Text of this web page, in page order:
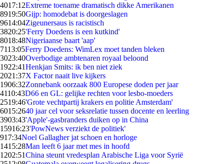
4017:12Extreme toename dramatisch dikke Amerikanen
8919:50Gijp: homodebat is doorgeslagen
9614:04Zigeunersaus is racistisch
3820:25'Ferry Doedens is een kutkind'
8018:48Nigeriaanse baart 'aap'
7113:05Ferry Doedens: WimLex moet tanden bleken
3023:40Overbodige ambtenaren royaal beloond
1922:41Henkjan Smits: ik ben niet ziek
2021:37X Factor naait live kijkers
1906:32Zonnebank oorzaak 800 Europese doden per jaar
4110:43D66 en GL: gelijke rechten voor lesbo-moeders
2519:46'Grote vechtpartij krakers en politie Amsterdam'
6015:2640 jaar cel voor seksrelatie tussen docente en leerling
3903:43'Apple'-gasbranders duiken op in China
15916:23'PowNews verziekt de politiek'
917:34Noel Gallagher jat schoen en horloge
1415:28Man leeft 6 jaar met mes in hoofd
1202:51China steunt vredesplan Arabische Liga voor Syrië